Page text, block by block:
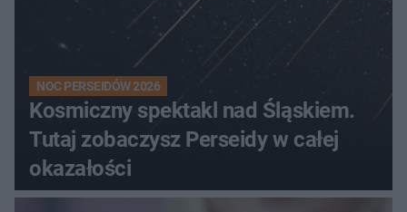
NOC PERSEIDÓW 2026
Kosmiczny spektakl nad Śląskiem.
Tutaj zobaczysz Perseidy w całej
okazałości